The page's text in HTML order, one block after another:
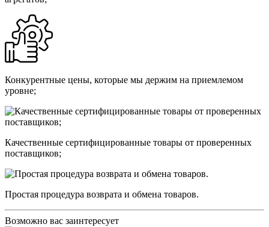
Конкурентные цены, которые мы держим на приемлемом
уровне;
Качественные сертифицированные товары от проверенных
поставщиков;
Простая процедура возврата и обмена товаров.
Возможно вас заинтересует